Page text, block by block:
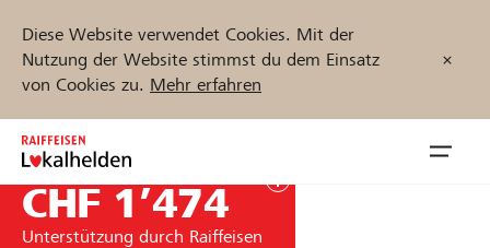
Diese Website verwendet Cookies. Mit der
Nutzung der Website stimmst du dem Einsatz
von Cookies zu. Mehr erfahren
Zum
Inhalt
springen
CHF 1’474
Unterstützung durch Raiffeisen